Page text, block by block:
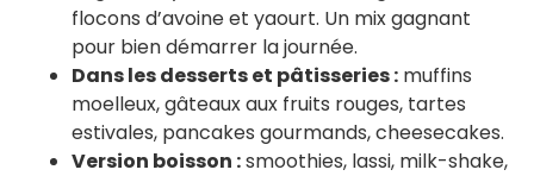
flocons d’avoine et yaourt. Un mix gagnant
pour bien démarrer la journée.
Dans les desserts et pâtisseries : muffins
moelleux, gâteaux aux fruits rouges, tartes
estivales, pancakes gourmands, cheesecakes.
Version boisson :smoothies, lassi, milk-shake,